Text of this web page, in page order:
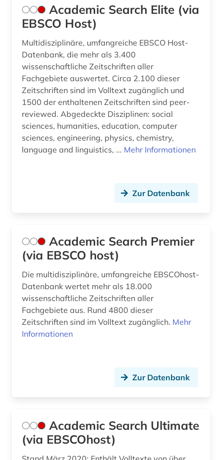
business (1)
bürokratie (1)
cd-rom (1)
chemie (98)
chemikalien und färbemittel (1)
china (3)
circuit (1)
components (1)
computing &amp; processing (1)
conferences (1)
controlling (1)
daten (1)
design (4)
Academic Search Elite (via
EBSCO Host)
Multidisziplinäre, umfangreiche EBSCO Host-
Datenbank, die mehr als 3.400
wissenschaftliche Zeitschriften aller
Fachgebiete auswertet. Circa 2.100 dieser
Zeitschriften sind im Volltext zugänglich und
1500 der enthaltenen Zeitschriften sind peer-
reviewed. Abgedeckte Disziplinen: social
sciences, humanities, education, computer
sciences, engineering, physics, chemistry,
language and linguistics, ... Mehr Informationen
Zur Datenbank
Academic Search Premier
(via EBSCO host)
Die multidisziplinäre, umfangreiche EBSCOhost-
Datenbank wertet mehr als 18.000
wissenschaftliche Zeitschriften aller
Fachgebiete aus. Rund 4800 dieser
Zeitschriften sind im Volltext zugänglich. Mehr
Informationen
Zur Datenbank
Academic Search Ultimate
(via EBSCOhost)